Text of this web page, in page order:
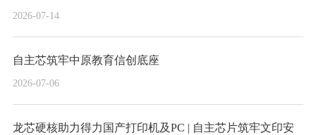
2026-07-14
自主芯筑牢中原教育信创底座
2026-07-06
龙芯硬核助力得力国产打印机及PC | 自主芯片筑牢文印安